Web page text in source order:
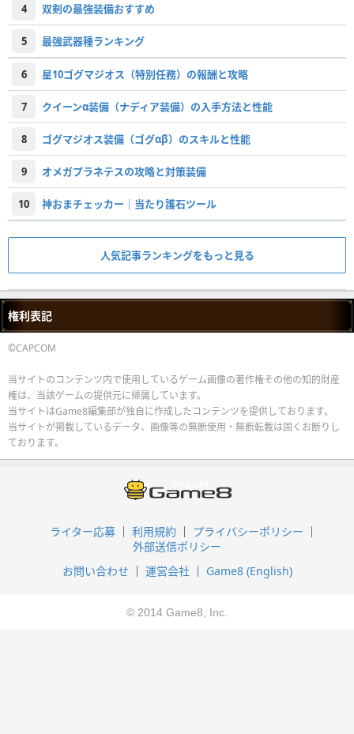
4 双剣の最強装備おすすめ
5 最強武器種ランキング
6 星10ゴグマジオス（特別任務）の報酬と攻略
7 クイーンα装備（ナディア装備）の入手方法と性能
8 ゴグマジオス装備（ゴグαβ）のスキルと性能
9 オメガプラネテスの攻略と対策装備
10 神おまチェッカー｜当たり護石ツール
人気記事ランキングをもっと見る
権利表記
©CAPCOM
当サイトのコンテンツ内で使用しているゲーム画像の著作権その他の知的財産
権は、当該ゲームの提供元に帰属しています。
当サイトはGame8編集部が独自に作成したコンテンツを提供しております。
当サイトが掲載しているデータ、画像等の無断使用・無断転載は固くお断りし
ております。
ライター応募 利用規約
プライバシーポリシー
外部送信ポリシー
お問い合わせ
運営会社 Game8 (English)
© 2014 Game8, Inc.